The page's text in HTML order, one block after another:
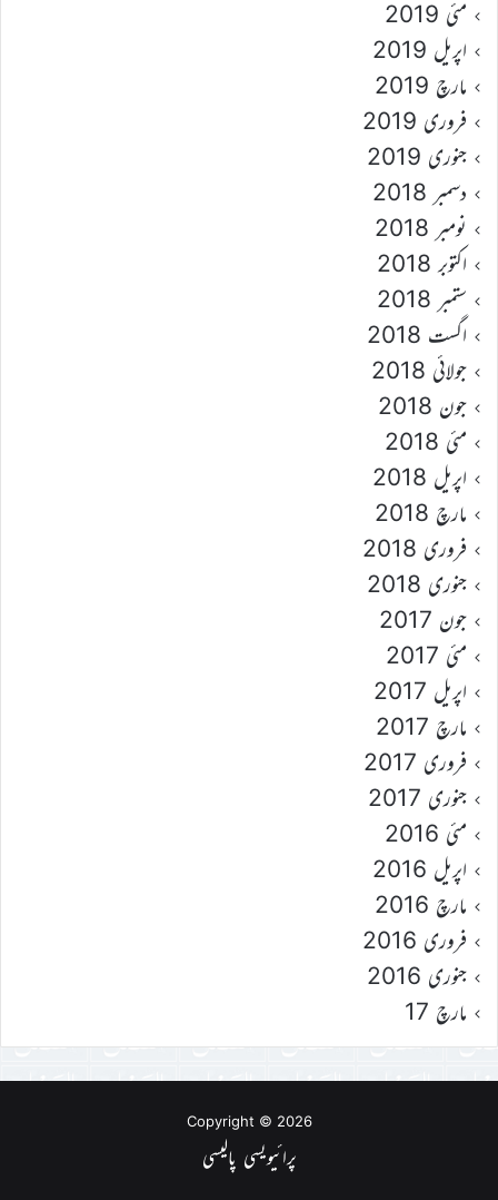
مئی 2019
اپریل 2019
مارچ 2019
فروری 2019
جنوری 2019
دسمبر 2018
نومبر 2018
اکتوبر 2018
ستمبر 2018
اگست 2018
جولائی 2018
جون 2018
مئی 2018
اپریل 2018
مارچ 2018
فروری 2018
جنوری 2018
جون 2017
مئی 2017
اپریل 2017
مارچ 2017
فروری 2017
جنوری 2017
مئی 2016
اپریل 2016
مارچ 2016
فروری 2016
جنوری 2016
مارچ 17
Copyright © 2026
پرائیویسی پالیسی